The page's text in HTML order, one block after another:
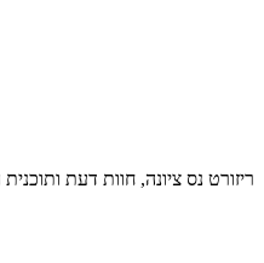
ריזורט נס ציונה, חוות דעת ותוכנית